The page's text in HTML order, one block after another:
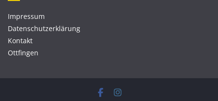
Impressum
Datenschutzerklärung
Kontakt
Ottfingen